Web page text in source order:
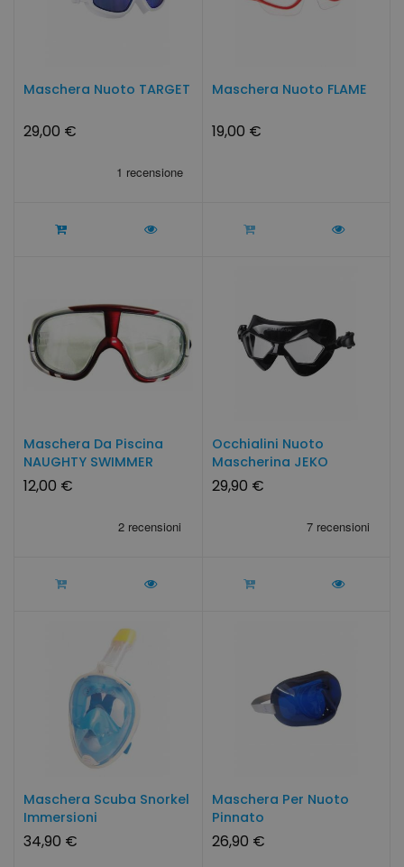
Maschera Nuoto TARGET
29,00 €
Maschera Nuoto FLAME
19,00 €
Maschera Da Piscina
NAUGHTY SWIMMER
12,00 €
Occhialini Nuoto
Mascherina JEKO
29,90 €
Maschera Scuba Snorkel
Immersioni
34,90 €
Maschera Per Nuoto
Pinnato
26,90 €